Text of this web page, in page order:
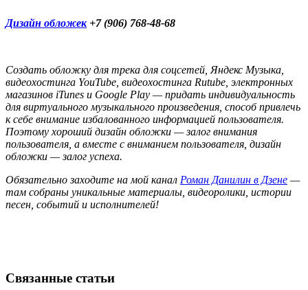
Дизайн обложек+7 (906) 768-48-68
Создать обложку для трека для соцсетей, Яндекс Музыка,
видеохостинга YouTube, видеохостинга Rutube, электронных
магазинов iTunes и Google Play — придать индивидуальность
для виртуального музыкального произведения, способ привлечь
к себе внимание избалованного информацией пользователя.
Поэтому хороший дизайн обложки — залог внимания
пользователя, а вместе с вниманием пользователя, дизайн
обложки — залог успеха.
Обязательно заходите на мой канал Роман Данилин в Дзене —
там собраны уникальные материалы, видеоролики, истории
песен, событий и исполнителей!
Связанные статьи